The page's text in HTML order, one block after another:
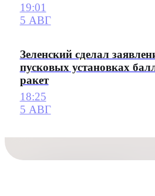
19:01
5 АВГ
Зеленский сделал
пусковых установках
ракет
18:25
5 АВГ